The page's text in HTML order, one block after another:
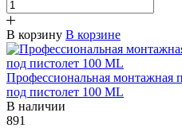
В корзину В корзине
Профессиональная монтажная
под пистолет 100 ML
В наличии
891